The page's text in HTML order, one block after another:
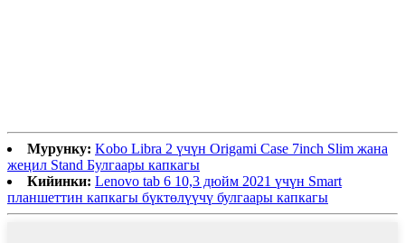
Мурунку: Kobo Libra 2 үчүн Origami Case 7inch Slim жана
жеңил Stand Булгаары капкагы
Кийинки: Lenovo tab 6 10,3 дюйм 2021 үчүн Smart
планшеттин капкагы бүктөлүүчү булгаары капкагы